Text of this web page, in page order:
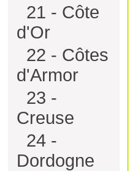
21 - Côte
d'Or
22 - Côtes
d'Armor
23 -
Creuse
24 -
Dordogne